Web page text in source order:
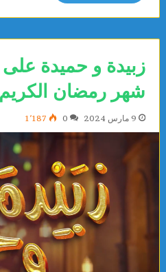
زبيدة و حميدة على
شهر رمضان الكريم
9 مارس 2024 0 1٬187